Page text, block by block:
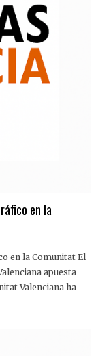
en la
en la Comunitat El
apuesta
Valenciana ha